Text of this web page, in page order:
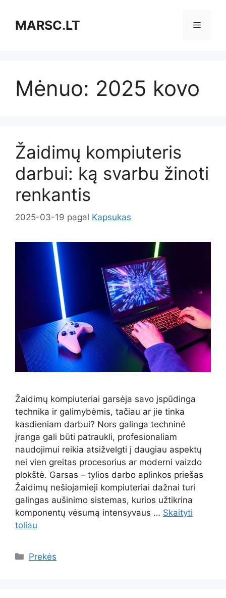
turinioMARSC.LT Meniu
Mėnuo: 2025 kovo
Žaidimų kompiuteris
darbui: ką svarbu žinoti
renkantis
2025-03-19 pagal Kapsukas
Žaidimų kompiuteriai garsėja savo įspūdinga
technika ir galimybėmis, tačiau ar jie tinka
kasdieniam darbui? Nors galinga techninė
įranga gali būti patraukli, profesionaliam
naudojimui reikia atsižvelgti į daugiau aspektų
nei vien greitas procesorius ar moderni vaizdo
plokštė. Garsas – tylios darbo aplinkos priešas
Žaidimų nešiojamieji kompiuteriai dažnai turi
galingas aušinimo sistemas, kurios užtikrina
komponentų vėsumą intensyvaus … Skaityti
toliau
Kategorijos
Prekės